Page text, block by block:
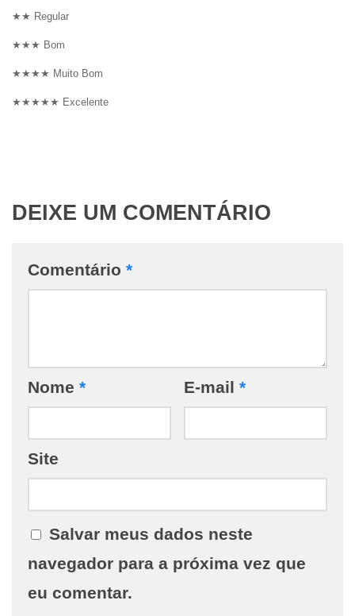
★★ Regular
★★★ Bom
★★★★ Muito Bom
★★★★★ Excelente
DEIXE UM COMENTÁRIO
Comentário *
Nome * E-mail *
Site
Salvar meus dados neste
navegador para a próxima vez que
eu comentar.